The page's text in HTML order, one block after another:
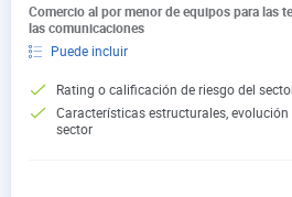
Comercio al por menor de equipos para las
las comunicaciones
Puede incluir
Rating o calificación de riesgo del
Características estructurales,
sector